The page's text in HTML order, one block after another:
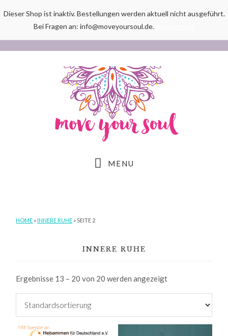
MENU
HOME »INNERE RUHE » SEITE 2
INNERE RUHE
Ergebnisse 13 – 20 von 20 werden angezeigt
Dieser Shop ist inaktiv. Bestellungen werden aktuell nicht ausgeführt.
Bei Fragen an: info@moveyoursoul.de.